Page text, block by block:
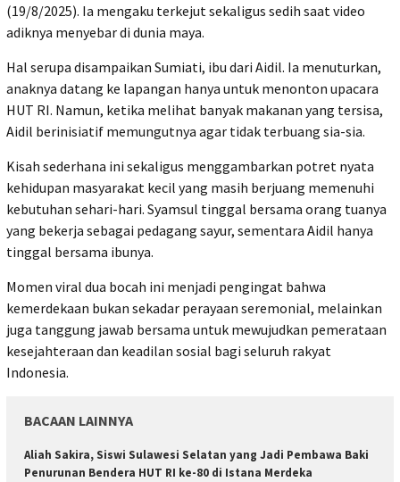
(19/8/2025). Ia mengaku terkejut sekaligus sedih saat video
adiknya menyebar di dunia maya.
Hal serupa disampaikan Sumiati, ibu dari Aidil. Ia menuturkan,
anaknya datang ke lapangan hanya untuk menonton upacara
HUT RI. Namun, ketika melihat banyak makanan yang tersisa,
Aidil berinisiatif memungutnya agar tidak terbuang sia-sia.
Kisah sederhana ini sekaligus menggambarkan potret nyata
kehidupan masyarakat kecil yang masih berjuang memenuhi
kebutuhan sehari-hari. Syamsul tinggal bersama orang tuanya
yang bekerja sebagai pedagang sayur, sementara Aidil hanya
tinggal bersama ibunya.
Momen viral dua bocah ini menjadi pengingat bahwa
kemerdekaan bukan sekadar perayaan seremonial, melainkan
juga tanggung jawab bersama untuk mewujudkan pemerataan
kesejahteraan dan keadilan sosial bagi seluruh rakyat
Indonesia.
BACAAN LAINNYA
Aliah Sakira, Siswi Sulawesi Selatan yang Jadi Pembawa Baki
Penurunan Bendera HUT RI ke-80 di Istana Merdeka